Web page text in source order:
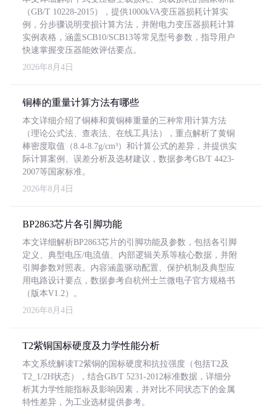
（GB/T 10228-2015），提供1000kVA变压器损耗计算实
例，分步骤说明变损计算方法，并附电力变压器损耗计算
实例表格，涵盖SCB10/SCB13等常见型号参数，指导用户
快速掌握变压器能效评估要点。
2026年8月4日
铜棒的重量计算方法有哪些
本文详细介绍了铜棒和黄铜棒重量的三种常用计算方法
（理论公式法、查表法、在线工具法），重点解析了黄铜
棒密度取值（8.4-8.7g/cm³）和计算公式的差异，并提供实
际计算案例、误差分析及选材建议，数据参考GB/T 4423-
2007等国家标准。
2026年8月4日
BP2863芯片各引脚功能
本文详细解析BP2863芯片的引脚功能及参数，包括各引脚
定义、典型电压/电流值、内部逻辑关系等核心数据，并附
引脚参数对照表。内容涵盖驱动配置、保护机制及典型应
用电路设计要点，数据参考自杭州士兰微电子官方规格书
（版本V1.2）。
2026年8月4日
T2紫铜国标硬度及力学性能分析
本文系统解读T2紫铜的国标硬度和抗拉强度（包括T2及
T2_1/2H状态），结合GB/T 5231-2012标准数据，详细分
析其力学性能指标及影响因素，并对比不同状态下的金属
特性差异，为工业选材提供参考。